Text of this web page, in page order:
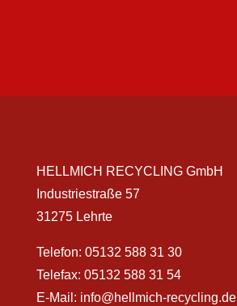
HELLMICH RECYCLING GmbH
Industriestraße 57
31275 Lehrte
Telefon: 05132 588 31 30
Telefax: 05132 588 31 54
E-Mail: info@hellmich-recycling.de